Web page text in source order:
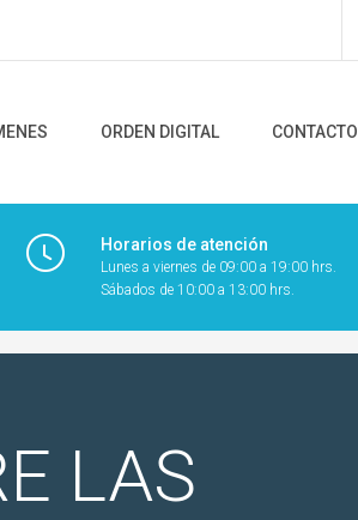
ORDEN DIGITAL CONTACTO
Horarios de atención
Lunes a viernes de 09:00 a 19:00 hrs.
Sábados de 10:00 a 13:00 hrs.
LAS